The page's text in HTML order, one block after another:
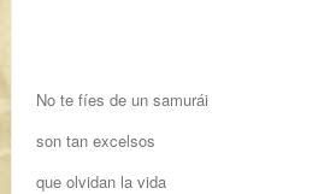
No te fíes de un samurái
son tan excelsos
que olvidan la vida